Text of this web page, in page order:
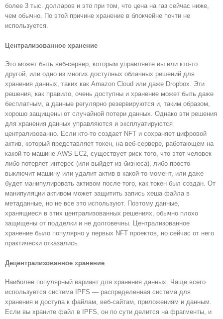
более 3 тыс. долларов и это при том, что цена на газ сейчас ниже,
чем обычно. По этой причине хранение в блокчейне почти не
используется.
Централизованное хранение
Это может быть веб-сервер, которым управляете вы или кто-то
другой, или одно из многих доступных облачных решений для
хранения данных, таких как Amazon Cloud или даже Dropbox. Эти
решения, как правило, очень доступны и хранение может быть даже
бесплатным, а данные регулярно резервируются и, таким образом,
хорошо защищены от случайной потери данных. Однако эти решения
для хранения данных управляются и эксплуатируются
централизованно. Если кто-то создает NFT и сохраняет цифровой
актив, который представляет токен, на веб-сервере, работающем на
какой-то машине AWS EC2, существует риск того, что этот человек
либо потеряет интерес (или выйдет из бизнеса), либо просто
выключит машину или удалит актив в какой-то момент, или даже
будет манипулировать активом после того, как токен был создан. От
манипуляции активом может защитить запись хеша файла в
метаданные, но не все это используют. Поэтому данные,
хранящиеся в этих централизованных решениях, обычно плохо
защищены от подделки и не долговечны. Централизованное
хранение было популярно у первых NFT проектов, но сейчас от него
практически отказались.
Децентрализованное хранение.
Наиболее популярный вариант для хранения данных. Чаще всего
используется система IPFS — распределенная система для
хранения и доступа к файлам, веб-сайтам, приложениям и данным.
Если вы храните файл в IPFS, он по сути делится на фрагменты, и